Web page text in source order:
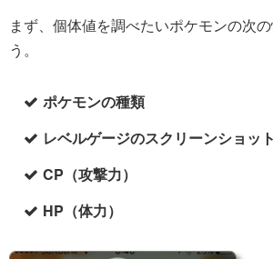
まず、個体値を調べたいポケモンの次
う。
ポケモンの種類
レベルゲージのスクリーンショット
CP（攻撃力）
HP（体力）